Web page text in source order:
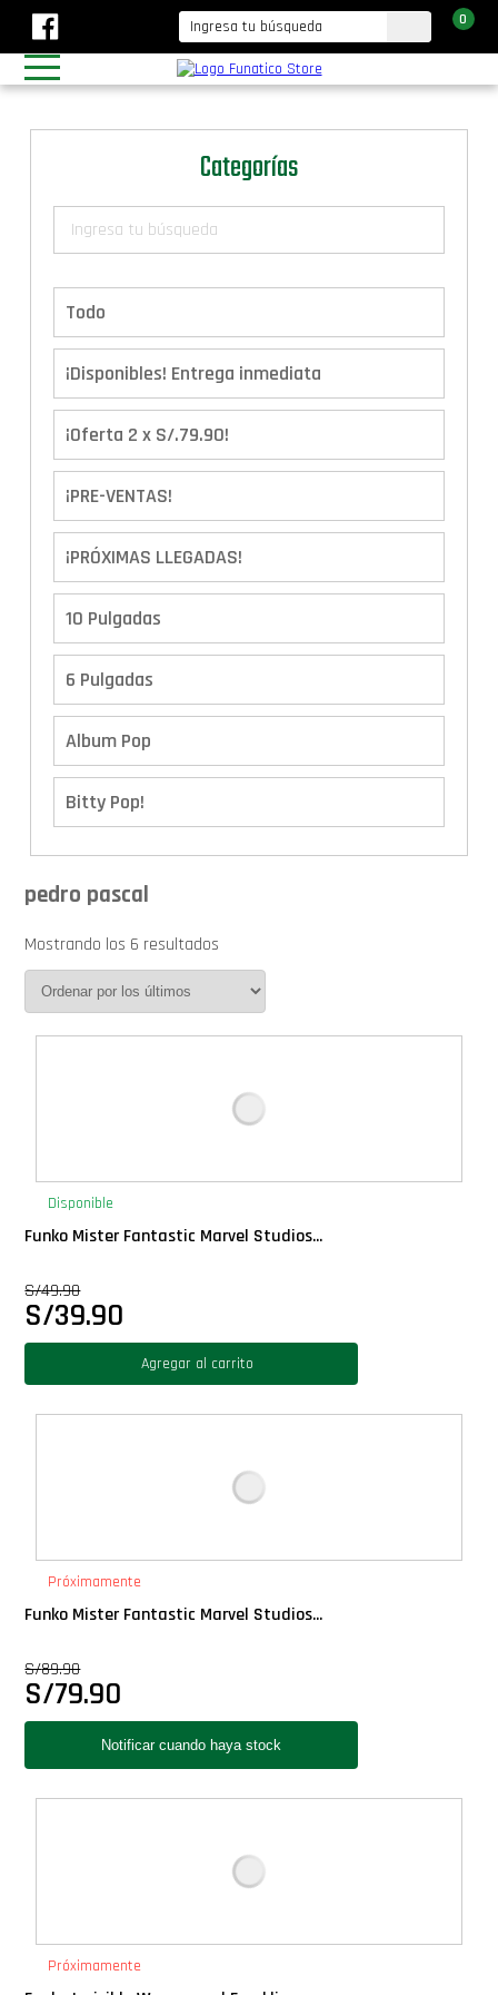
0
Categorías
Todo
¡Disponibles! Entrega inmediata
¡Oferta 2 x S/.79.90!
¡PRE-VENTAS!
¡PRÓXIMAS LLEGADAS!
10 Pulgadas
6 Pulgadas
Album Pop
Bitty Pop!
Boxes
Cover Pop!
Gift Cards
Llaveros Pop
Movie Poster
Pop Nook (Rincon)
Pop Regular
PRÓXIMAMENTE
pedro pascal
Mostrando los 6 resultados
Disponible
Funko Mister Fantastic Marvel Studios...
S/49.90
S/39.90
Agregar al carrito
Próximamente
Funko Mister Fantastic Marvel Studios...
S/89.90
S/79.90
Próximamente